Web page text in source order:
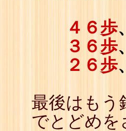
４６歩
３６歩
２６歩
最後はもう
でとどめを